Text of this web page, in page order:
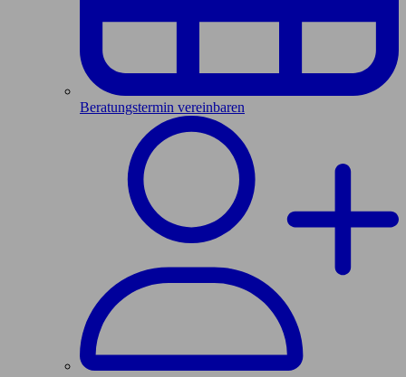
Beratungstermin vereinbaren